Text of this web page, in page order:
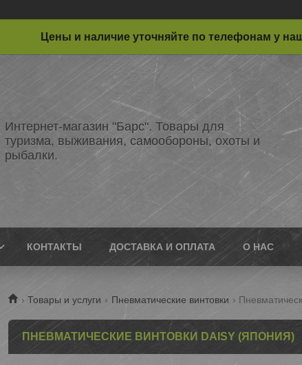
Цены и наличие уточняйте по телефонам у
Интернет-магазин "Барс". Товары для
туризма, выживания, самообороны, охоты и
рыбалки.
КОНТАКТЫ ДОСТАВКА И ОПЛАТА О НАС
Товары и услуги Пневматические винтовки
ПНЕВМАТИЧЕСКИЕ ВИНТОВКИ DAISY (ЯПОНИЯ)